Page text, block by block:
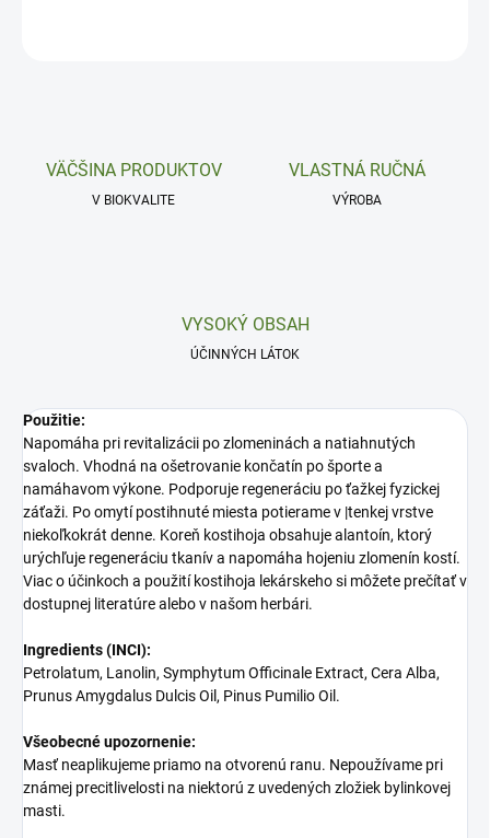
VÄČŠINA PRODUKTOV
V BIOKVALITE
VLASTNÁ RUČNÁ
VÝROBA
VYSOKÝ OBSAH
ÚČINNÝCH LÁTOK
Použitie:
Napomáha pri revitalizácii po zlomeninách a natiahnutých
svaloch. Vhodná na ošetrovanie končatín po športe a
namáhavom výkone. Podporuje regeneráciu po ťažkej fyzickej
záťaži. Po omytí postihnuté miesta potierame v |tenkej vrstve
niekoľkokrát denne. Koreň kostihoja obsahuje alantoín, ktorý
urýchľuje regeneráciu tkanív a napomáha hojeniu zlomenín kostí.
Viac o účinkoch a použití kostihoja lekárskeho si môžete prečítať v
dostupnej literatúre alebo v našom herbári.
Ingredients (INCI):
Petrolatum, Lanolin, Symphytum Officinale Extract, Cera Alba,
Prunus Amygdalus Dulcis Oil, Pinus Pumilio Oil.
Všeobecné upozornenie:
Masť neaplikujeme priamo na otvorenú ranu. Nepoužívame pri
známej precitlivelosti na niektorú z uvedených zložiek bylinkovej
masti.